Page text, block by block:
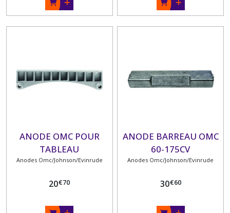
ANODE OMC POUR
TABLEAU
Anodes Omc/Johnson/Evinrude
20€70
ANODE BARREAU OMC
60-175CV
Anodes Omc/Johnson/Evinrude
30€60
ANODES
YANMAR
VOLVO
(25)
LIGNE
D'ARBRE